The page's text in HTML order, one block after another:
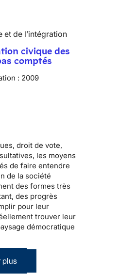
et de l’intégration
civique des
comptés
: 2009
, droit de vote,
les moyens
de faire entendre
de la société
des formes très
des progrès
pour leur
trouver leur
démocratique
plus